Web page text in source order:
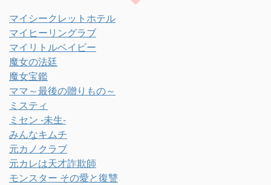
マイシークレットホテル
マイヒーリングラブ
マイリトルベイビー
魔女の法廷
魔女宝鑑
ママ～最後の贈りもの～
ミスティ
ミセン -未生-
みんなキムチ
元カノクラブ
元カレは天才詐欺師
モンスター その愛と復讐